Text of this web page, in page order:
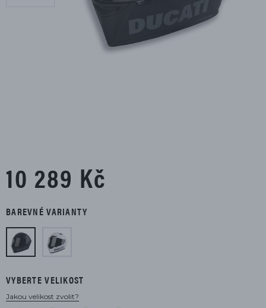
10 289 Kč
BAREVNÉ VARIANTY
VYBERTE VELIKOST
Jakou velikost zvolit?